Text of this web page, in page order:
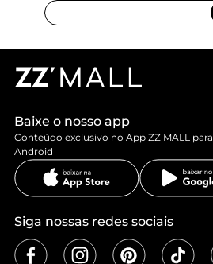
Baixe o nosso app
Conteúdo exclusivo no App ZZ MALL para
Android
Siga nossas redes sociais